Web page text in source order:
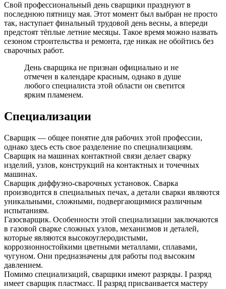
Свой профессиональный день сварщики празднуют в
последнюю пятницу мая. Этот момент был выбран не просто
так, наступает финальный трудовой день весны, а впереди
предстоят тёплые летние месяцы. Такое время можно назвать
сезоном строительства и ремонта, где никак не обойтись без
сварочных работ.
День сварщика не признан официально и не
отмечен в календаре красным, однако в душе
любого специалиста этой области он светится
ярким пламенем.
Специализации
Сварщик — общее понятие для рабочих этой профессии,
однако здесь есть свое разделение по специализациям.
Сварщик на машинах контактной связи делает сварку
изделий, узлов, конструкций на контактных и точечных
машинах.
Сварщик диффузно-сварочных установок. Сварка
производится в специальных печах, а детали сварки являются
уникальными, сложными, подвергающимися различным
испытаниям.
Газосварщик. Особенности этой специализации заключаются
в газовой сварке сложных узлов, механизмов и деталей,
которые являются высокоуглеродистыми,
коррозионностойкими цветными металлами, сплавами,
чугуном. Они предназначены для работы под высоким
давлением.
Помимо специализаций, сварщики имеют разряды. I разряд
имеет сварщик пластмасс. II разряд присваивается мастеру